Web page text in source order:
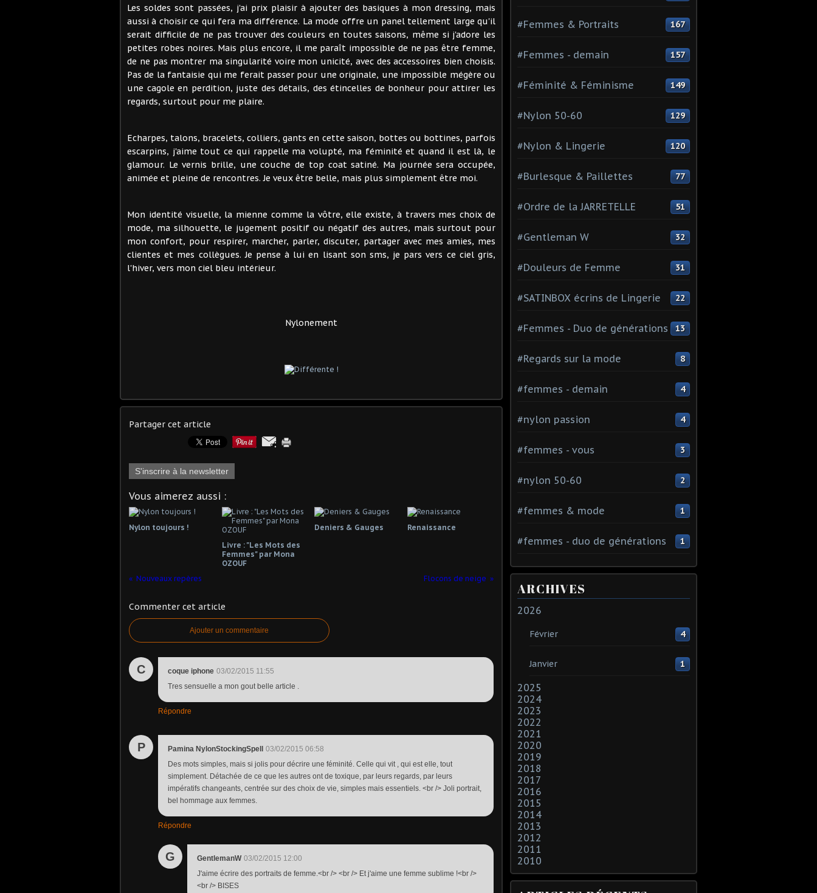
Les soldes sont passées, j'ai prix plaisir à ajouter des basiques à mon dressing, mais
aussi à choisir ce qui fera ma différence. La mode offre un panel tellement large qu'il
serait difficile de ne pas trouver des couleurs en toutes saisons, même si j'adore les
petites robes noires. Mais plus encore, il me paraît impossible de ne pas être femme,
de ne pas montrer ma singularité voire mon unicité, avec des accessoires bien choisis.
Pas de la fantaisie qui me ferait passer pour une originale, une impossible mégère ou
une cagole en perdition, juste des détails, des étincelles de bonheur pour attirer les
regards, surtout pour me plaire.
Echarpes, talons, bracelets, colliers, gants en cette saison, bottes ou bottines, parfois
escarpins, j'aime tout ce qui rappelle ma volupté, ma féminité et quand il est là, le
glamour. Le vernis brille, une couche de top coat satiné. Ma journée sera occupée,
animée et pleine de rencontres. Je veux être belle, mais plus simplement être moi.
Mon identité visuelle, la mienne comme la vôtre, elle existe, à travers mes choix de
mode, ma silhouette, le jugement positif ou négatif des autres, mais surtout pour
mon confort, pour respirer, marcher, parler, discuter, partager avec mes amies, mes
clientes et mes collègues. Je pense à lui en lisant son sms, je pars vers ce ciel gris,
l'hiver, vers mon ciel bleu intérieur.
Nylonement
Partager cet article
S'inscrire à la newsletter
Vous aimerez aussi :
Nylon toujours !
Livre : "Les Mots des
Femmes" par Mona
OZOUF
Deniers & Gauges Renaissance
Nouveaux repères Flocons de neige
Commenter cet article
Ajouter un commentaire
C coque iphone 03/02/2015 11:55
Tres sensuelle a mon gout belle article .
Répondre
P Pamina NylonStockingSpell 03/02/2015 06:58
Des mots simples, mais si jolis pour décrire une féminité. Celle qui vit , qui est elle, tout
simplement. Détachée de ce que les autres ont de toxique, par leurs regards, par leurs
impératifs changeants, centrée sur des choix de vie, simples mais essentiels. <br /> Joli portrait,
bel hommage aux femmes.
Répondre
G GentlemanW 03/02/2015 12:00
J'aime écrire des portraits de femme.<br /> <br /> Et j'aime une femme sublime !<br />
<br /> BISES
#Femmes & Portraits 167
#Femmes - demain 157
#Féminité & Féminisme 149
#Nylon 50-60 129
#Nylon & Lingerie 120
#Burlesque & Paillettes 77
#Ordre de la JARRETELLE 51
#Gentleman W 32
#Douleurs de Femme 31
#SATINBOX écrins de Lingerie 22
#Femmes - Duo de générations 13
#Regards sur la mode 8
#femmes - demain 4
#nylon passion 4
#femmes - vous 3
#nylon 50-60 2
#femmes & mode 1
#femmes - duo de générations 1
ARCHIVES
2026
Février 4
Janvier 1
2025
2024
2023
2022
2021
2020
2019
2018
2017
2016
2015
2014
2013
2012
2011
2010